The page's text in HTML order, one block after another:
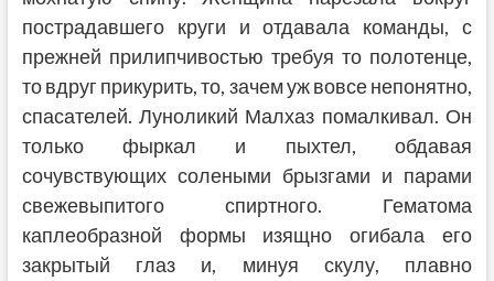
пострадавшего круги и отдавала команды, с
прежней прилипчивостью требуя то полотенце,
то вдруг прикурить, то, зачем уж вовсе непонятно,
спасателей. Луноликий Малхаз помалкивал. Он
только фыркал и пыхтел, обдавая
сочувствующих солеными брызгами и парами
свежевыпитого спиртного. Гематома
каплеобразной формы изящно огибала его
закрытый глаз и, минуя скулу, плавно